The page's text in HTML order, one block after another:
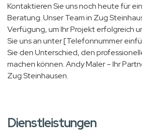
Kontaktieren Sie uns noch heute für
Beratung. Unser Team in Zug
Verfügung, um Ihr Projekt erfolgreich
Sie uns an unter [Telefonnummer
Sie den Unterschied, den
machen können. Andy Maler – Ihr
Zug Steinhausen.
Dienstleistungen